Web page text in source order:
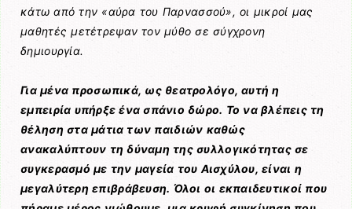
κάτω από την «αύρα του Παρνασσού», οι μικροί μας
μαθητές μετέτρεψαν τον μύθο σε σύγχρονη
δημιουργία.
Για μένα προσωπικά, ως θεατρολόγο, αυτή η
εμπειρία υπήρξε ένα σπάνιο δώρο. Το να βλέπεις τη
θέληση στα μάτια των παιδιών καθώς
ανακαλύπτουν τη δύναμη της συλλογικότητας σε
συγκερασμό με την μαγεία του Αισχύλου, είναι η
μεγαλύτερη επιβράβευση. Όλοι οι εκπαιδευτικοί που